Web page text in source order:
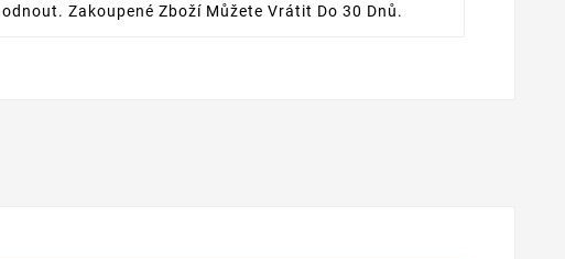
Zakoupené Zboží Můžete Vrátit Do 30 Dnů.